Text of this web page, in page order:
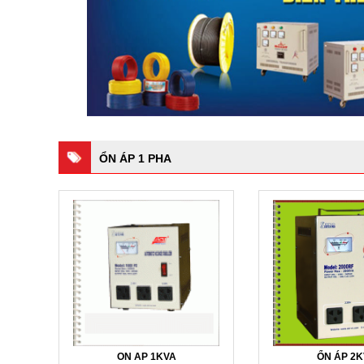
ỔN ÁP 1 PHA
ON AP 1KVA ỔN ÁP